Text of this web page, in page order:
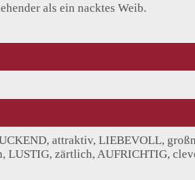
als ein nacktes Weib.
attraktiv, LIEBEVOLL,
zärtlich, AUFRICHTIG,